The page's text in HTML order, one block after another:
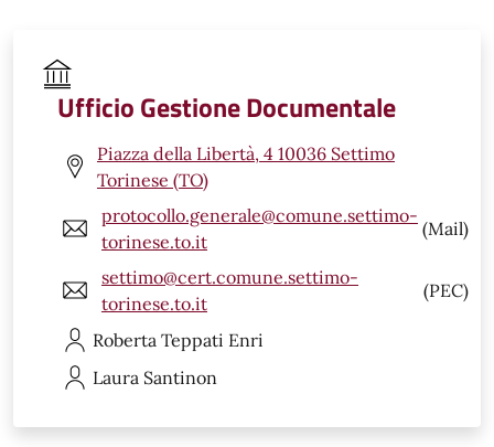
Ufficio Gestione Documentale
Piazza della Libertà, 4 10036 Settimo
Torinese (TO)
protocollo.generale@comune.settimo-
torinese.to.it
(Mail)
settimo@cert.comune.settimo-
torinese.to.it
(PEC)
Roberta Teppati Enri
Laura Santinon